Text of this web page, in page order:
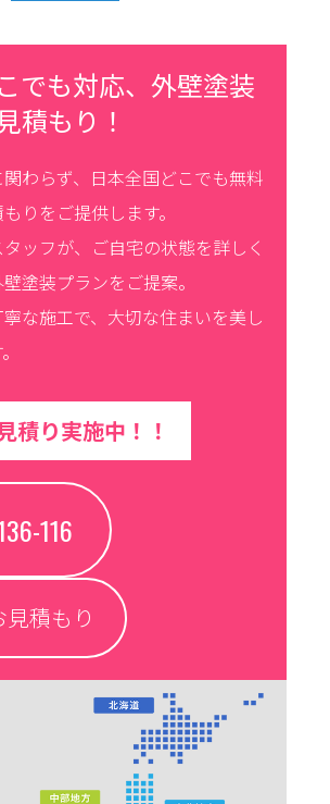
でも対応、外壁塗装
積もり！
わらず、日本全国どこでも無料
りをご提供します。
ッフが、ご自宅の状態を詳しく
塗装プランをご提案。
な施工で、大切な住まいを美し
積り実施中！！
116
積もり